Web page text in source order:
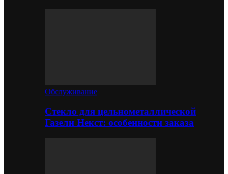
Обслуживание
Стекло для цельнометаллической
Газели Некст: особенности заказа